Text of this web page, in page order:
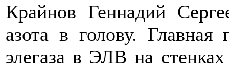
Крайнов Геннадий
азота в голову.
элегаза в ЭЛВ на